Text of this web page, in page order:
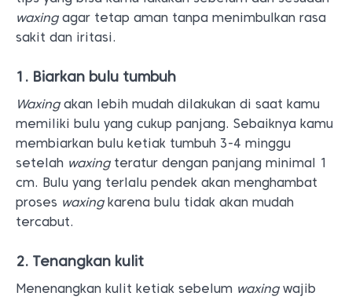
waxingagar tetap aman tanpa menimbulkan rasa
sakit dan iritasi.
1. Biarkan bulu tumbuh
Waxingakan lebih mudah dilakukan di saat kamu
memiliki bulu yang cukup panjang. Sebaiknya kamu
membiarkan bulu ketiak tumbuh 3-4 minggu
setelah waxingteratur dengan panjang minimal 1
cm. Bulu yang terlalu pendek akan menghambat
proses waxingkarena bulu tidak akan mudah
tercabut.
2. Tenangkan kulit
Menenangkan kulit ketiak sebelum waxingwajib